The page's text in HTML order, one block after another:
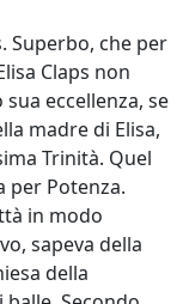
Superbo, che per
Claps non
eccellenza, se
madre di Elisa,
Trinità. Quel
per Potenza.
in modo
sapeva della
della